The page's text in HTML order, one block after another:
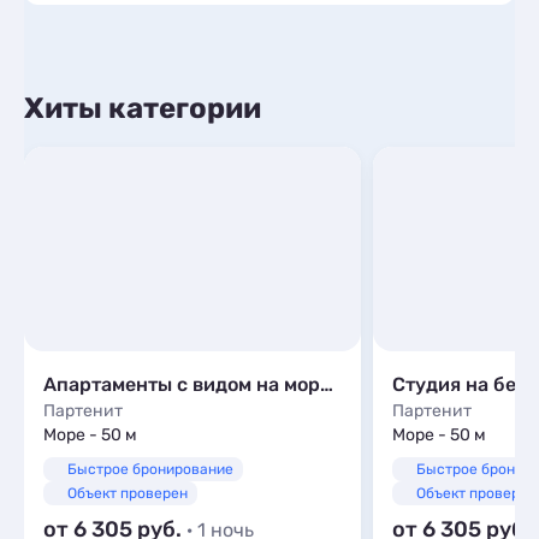
Хиты категории
Апартаменты с видом на море В ЖК «Аю-Даг»
Партенит
Море - 50 м
Быстрое бронирование
Объект проверен
от 6 305 · 1 ночь
Партенит
Море - 50 м
Быстрое
Объект проверен
от 6 305